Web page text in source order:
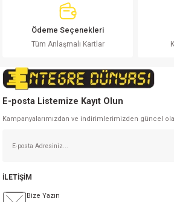
Ödeme Seçenekleri
Tüm Anlaşmalı Kartlar
E-posta Listemize Kayıt Olun
Kampanyalarımızdan ve indirimlerimizden güncel
İLETİŞİM
Bize Yazın